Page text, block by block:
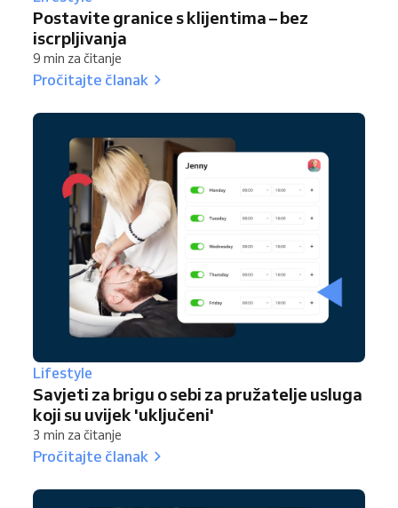
Postavite granice s klijentima – bez
iscrpljivanja
9 min za čitanje
Pročitajte članak
Lifestyle
Savjeti za brigu o sebi za pružatelje usluga
koji su uvijek 'uključeni'
3 min za čitanje
Pročitajte članak